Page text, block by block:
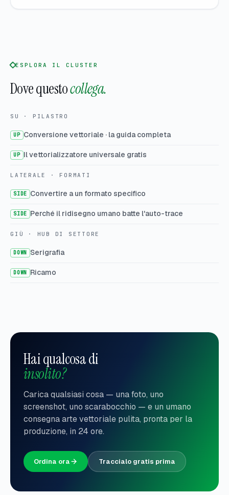
ESPLORA IL CLUSTER
Dove questocollega.
SU · PILASTRO
UP Conversione vettoriale · la guida completa
UP Il vettorializzatore universale gratis
LATERALE · FORMATI
SIDE Convertire a un formato specifico
SIDE Perché il ridisegno umano batte l'auto-trace
GIÙ · HUB DI SETTORE
DOWN Serigrafia
DOWN Ricamo
Hai qualcosa di
insolito?
Carica qualsiasi cosa — una foto, uno
screenshot, uno scarabocchio — e un umano
consegna arte vettoriale pulita, pronta per la
produzione, in 24 ore.
Ordina ora Traccialo gratis prima